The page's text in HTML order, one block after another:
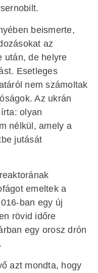
beismerte,
az
után, de helyre
Esetleges
nem számoltak
Az ukrán
olyan
nélkül, amely a
jutását
emeltek a
ban egy új
rövid időre
egy orosz drón
azt mondta, hogy